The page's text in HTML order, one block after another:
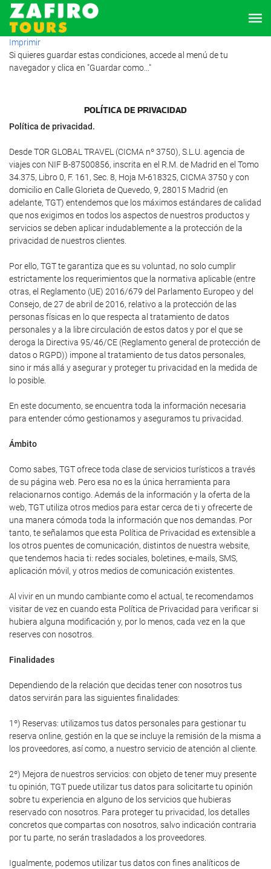
Imprimir
Si quieres guardar estas condiciones, accede al menú de tu
navegador y clica en "Guardar como..."
POLÍTICA DE PRIVACIDAD
Política de privacidad.
Desde TOR GLOBAL TRAVEL (CICMA nº 3750), S.L.U. agencia de
viajes con NIF B-87500856, inscrita en el R.M. de Madrid en el Tomo
34.375, Libro 0, F. 161, Sec. 8, Hoja M-618325, CICMA 3750 y con
domicilio en Calle Glorieta de Quevedo, 9, 28015 Madrid (en
adelante, TGT) entendemos que los máximos estándares de calidad
que nos exigimos en todos los aspectos de nuestros productos y
servicios se deben aplicar indudablemente a la protección de la
privacidad de nuestros clientes.
Por ello, TGT te garantiza que es su voluntad, no solo cumplir
estrictamente los requerimientos que la normativa aplicable (entre
otras, el Reglamento (UE) 2016/679 del Parlamento Europeo y del
Consejo, de 27 de abril de 2016, relativo a la protección de las
personas físicas en lo que respecta al tratamiento de datos
personales y a la libre circulación de estos datos y por el que se
deroga la Directiva 95/46/CE (Reglamento general de protección de
datos o RGPD)) impone al tratamiento de tus datos personales,
sino ir más allá y asegurar y proteger tu privacidad en la medida de
lo posible.
En este documento, se encuentra toda la información necesaria
para entender cómo gestionamos y aseguramos tu privacidad.
Ámbito
Como sabes, TGT ofrece toda clase de servicios turísticos a través
de su página web. Pero esa no es la única herramienta para
relacionarnos contigo. Además de la información y la oferta de la
web, TGT utiliza otros medios para estar cerca de ti y ofrecerte de
una manera cómoda toda la información que nos demandas. Por
tanto, te señalamos que esta Política de Privacidad es extensible a
los otros puentes de comunicación, distintos de nuestra website,
que tendemos hacia ti: redes sociales, boletines, e-mails, SMS,
aplicación móvil, y otros medios de comunicación existentes.
Al vivir en un mundo cambiante como el actual, te recomendamos
visitar de vez en cuando esta Política de Privacidad para verificar si
hubiera alguna modificación y, por lo menos, cada vez en la que
reserves con nosotros.
Finalidades
Dependiendo de la relación que decidas tener con nosotros tus
datos servirán para las siguientes finalidades:
1º) Reservas: utilizamos tus datos personales para gestionar tu
reserva online, gestión en la que se incluye la remisión de la misma a
los proveedores, así como, a nuestro servicio de atención al cliente.
2º) Mejora de nuestros servicios: con objeto de tener muy presente
tu opinión, TGT puede utilizar tus datos para solicitarte tu opinión
sobre tu experiencia en alguno de los servicios que hubieras
reservado con nosotros. Para proteger tu privacidad, los detalles
concretos que compartas con nosotros, salvo indicación contraria
por tu parte, no serán trasladados a los proveedores.
Igualmente, podemos utilizar tus datos con fines analíticos de